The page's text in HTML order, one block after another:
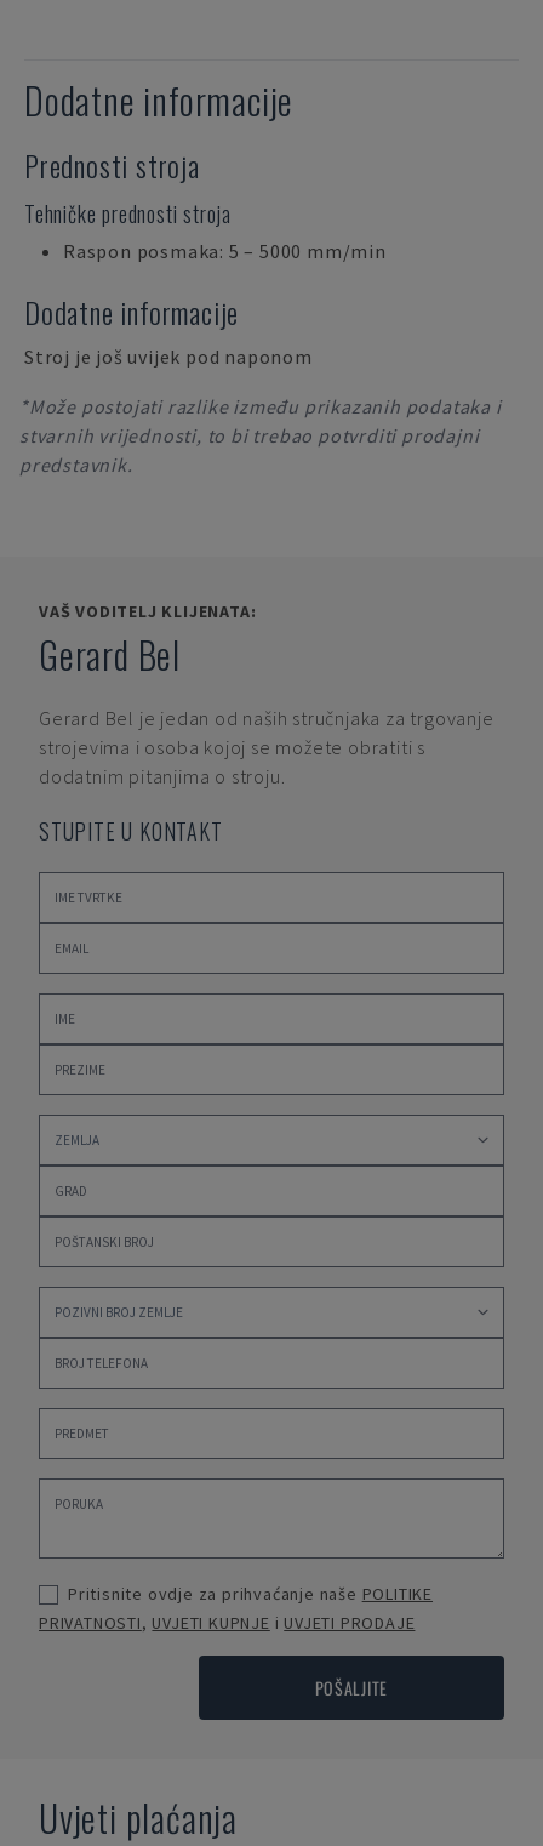
Dodatne informacije
Prednosti stroja
Tehničke prednosti stroja
Raspon posmaka: 5 – 5000 mm/min
Dodatne informacije
Stroj je još uvijek pod naponom
*Može postojati razlike između prikazanih podataka i
stvarnih vrijednosti, to bi trebao potvrditi prodajni
predstavnik.
VAŠ VODITELJ KLIJENATA:
Gerard Bel
Gerard Bel je jedan od naših stručnjaka za trgovanje
strojevima i osoba kojoj se možete obratiti s
dodatnim pitanjima o stroju.
STUPITE U KONTAKT
Pritisnite ovdje za prihvaćanje naše POLITIKE
PRIVATNOSTI, UVJETI KUPNJE i UVJETI PRODAJE
POŠALJITE
Uvjeti plaćanja